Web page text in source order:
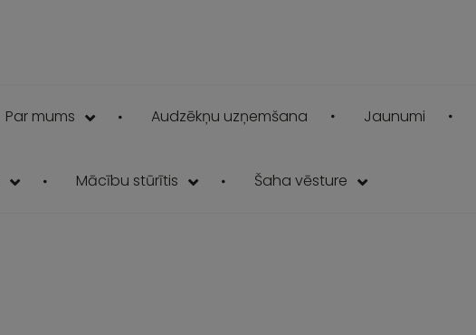
Par mums Audzēkņu uzņemšana Jaunumi
Mācību stūrītis Šaha vēsture